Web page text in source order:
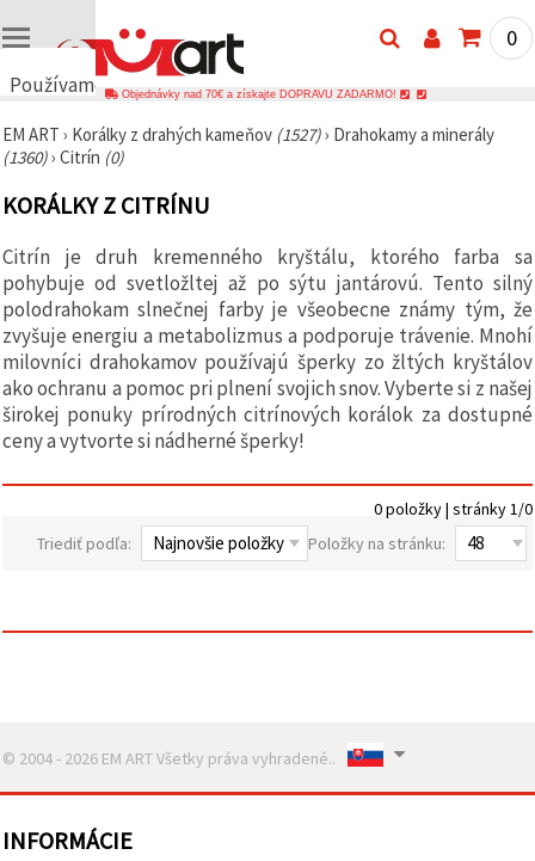
Používame
🍪
Používame
podobné
technológie,
zabezpečili
správne
fungovanie
webovej
stránky,
zlepšili váš
používateľský
zážitok a s
vaším
súhlasom
analyzovali
a
obsah a
všetkých
na "Prijať
0
Objednávky nad 70€ a získajte DOPRAVU ZADARMO!
EM ART › Korálky z drahých kameňov (1527)› Drahokamy a minerály
(1360)› Citrín (0)
KORÁLKY Z CITRÍNU
Citrín je druh kremenného kryštálu, ktorého farba sa
pohybuje od svetložltej až po sýtu jantárovú. Tento silný
polodrahokam slnečnej farby je všeobecne známy tým, že
zvyšuje energiu a metabolizmus a podporuje trávenie. Mnohí
milovníci drahokamov používajú šperky zo žltých kryštálov
ako ochranu a pomoc pri plnení svojich snov. Vyberte si z našej
širokej ponuky prírodných citrínových korálok za dostupné
ceny a vytvorte si nádherné šperky!
0 položky | stránky 1/0
Triediť podľa:
Položky na stránku:
© 2004 - 2026 EM ART Všetky práva vyhradené..
INFORMÁCIE